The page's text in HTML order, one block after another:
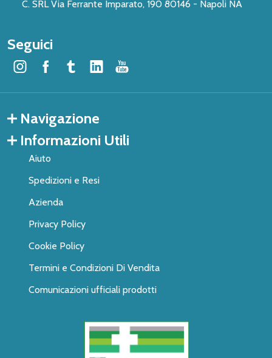
C. SRL Via Ferrante Imparato, 190 80146 - Napoli NA
Seguici
Navigazione
Informazioni Utili
Aiuto
Spedizioni e Resi
Azienda
Privacy Policy
Cookie Policy
Termini e Condizioni Di Vendita
Comunicazioni ufficiali prodotti